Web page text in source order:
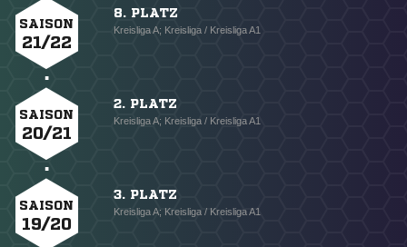
SAISON
21/22
8. PLATZ
Kreisliga A; Kreisliga / Kreisliga A1
SAISON
20/21
2. PLATZ
Kreisliga A; Kreisliga / Kreisliga A1
SAISON
19/20
3. PLATZ
Kreisliga A; Kreisliga / Kreisliga A1